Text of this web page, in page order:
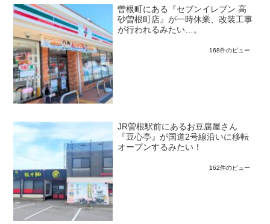
曽根町にある『セブンイレブン 高
砂曽根町店』が一時休業、改装工事
が行われるみたい…。
168件のビュー
JR曽根駅前にあるお豆腐屋さん
『豆心亭』が国道2号線沿いに移転
オープンするみたい！
162件のビュー